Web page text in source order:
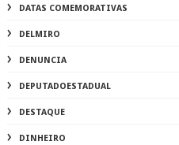
DATAS COMEMORATIVAS
DELMIRO
DENUNCIA
DEPUTADOESTADUAL
DESTAQUE
DINHEIRO